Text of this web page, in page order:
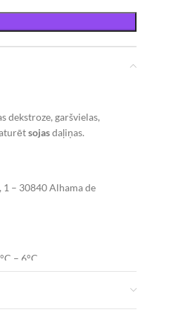
dekstroze, garšvielas,
sojasdaļiņas.
1 – 30840 Alhama de
– 6°C.